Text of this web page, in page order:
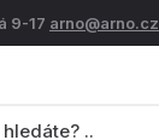
9-17 arno@arno.cz